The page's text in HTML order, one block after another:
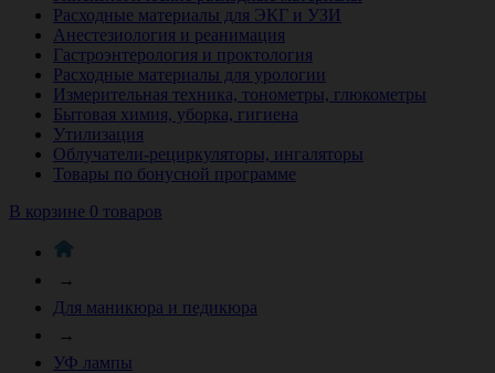
Расходные материалы для ЭКГ и УЗИ
Анестезиология и реанимация
Гастроэнтерология и проктология
Расходные материалы для урологии
Измерительная техника, тонометры, глюкометры
Бытовая химия, уборка, гигиена
Утилизация
Облучатели-рециркуляторы, ингаляторы
Товары по бонусной программе
В корзине 0 товаров
→
Для маникюра и педикюра
→
УФ лампы